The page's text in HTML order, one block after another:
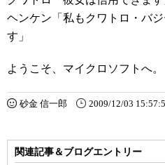
ヘンケン「私もクワトロ・バ
す」
ようこそ、マイクロソフトへ。
砂金 信一郎 2009/12/03
関連記事＆ブログエントリー